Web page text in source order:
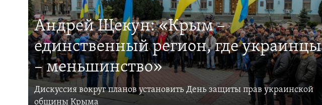
Андрей Щекун: «Крым –
единственный регион, где украинцы
– меньшинство»
Дискуссия вокруг планов установить День защиты прав украинской
общины Крыма